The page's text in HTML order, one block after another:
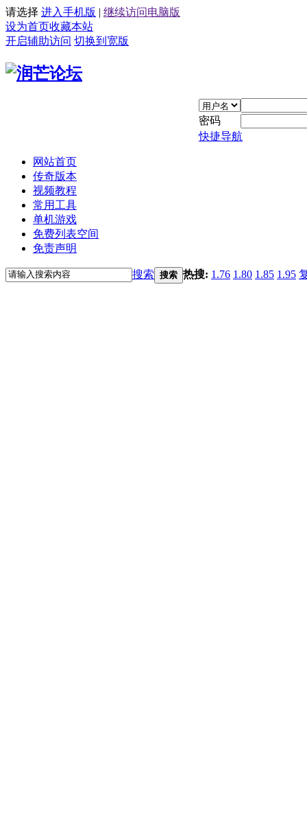
请选择 进入手机版 | 继续访问电脑版
设为首页收藏本站
开启辅助访问 切换到宽版
密码
快捷导航
网站首页
传奇版本
视频教程
常用工具
单机游戏
免费列表空间
免责声明
搜索 搜索 热搜: 1.76 1.80 1.85 1.95